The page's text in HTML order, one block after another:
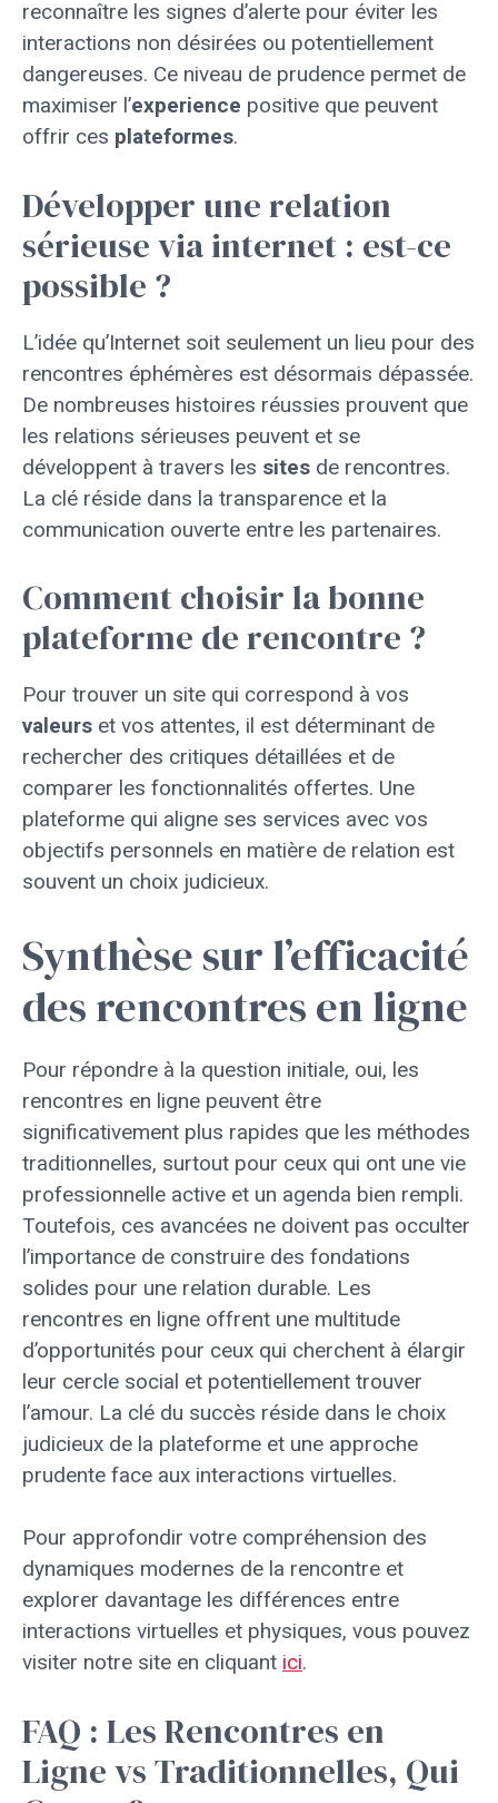
reconnaître les signes d’alerte pour éviter les
interactions non désirées ou potentiellement
dangereuses. Ce niveau de prudence permet de
maximiser l’experience positive que peuvent
offrir ces plateformes.
Développer une relation
sérieuse via internet : est-ce
possible ?
L’idée qu’Internet soit seulement un lieu pour des
rencontres éphémères est désormais dépassée.
De nombreuses histoires réussies prouvent que
les relations sérieuses peuvent et se
développent à travers les sites de rencontres.
La clé réside dans la transparence et la
communication ouverte entre les partenaires.
Comment choisir la bonne
plateforme de rencontre ?
Pour trouver un site qui correspond à vos
valeurs et vos attentes, il est déterminant de
rechercher des critiques détaillées et de
comparer les fonctionnalités offertes. Une
plateforme qui aligne ses services avec vos
objectifs personnels en matière de relation est
souvent un choix judicieux.
Synthèse sur l’efficacité
des rencontres en ligne
Pour répondre à la question initiale, oui, les
rencontres en ligne peuvent être
significativement plus rapides que les méthodes
traditionnelles, surtout pour ceux qui ont une vie
professionnelle active et un agenda bien rempli.
Toutefois, ces avancées ne doivent pas occulter
l’importance de construire des fondations
solides pour une relation durable. Les
rencontres en ligne offrent une multitude
d’opportunités pour ceux qui cherchent à élargir
leur cercle social et potentiellement trouver
l’amour. La clé du succès réside dans le choix
judicieux de la plateforme et une approche
prudente face aux interactions virtuelles.
Pour approfondir votre compréhension des
dynamiques modernes de la rencontre et
explorer davantage les différences entre
interactions virtuelles et physiques, vous pouvez
visiter notre site en cliquant ici.
FAQ : Les Rencontres en
Ligne vs Traditionnelles, Qui